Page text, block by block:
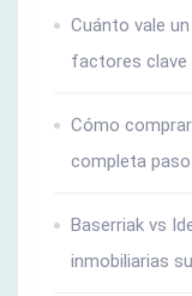
Cuánto vale
factores clave
Cómo
completa
Baserriak vs
inmobiliarias